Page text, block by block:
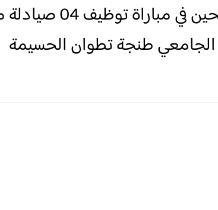
لائحة الناجحين
الجامعي طنجة تطوان الحسيمة